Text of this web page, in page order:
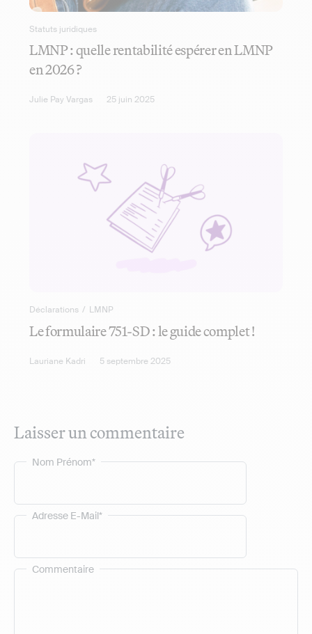
Statuts juridiques
LMNP : quelle rentabilité espérer en LMNP
en 2026 ?
Julie Pay Vargas 25 juin 2025
Déclarations / LMNP
Le formulaire 751-SD : le guide complet !
Lauriane Kadri 5 septembre 2025
Laisser un commentaire
Commentaire
Nom Prénom*
Adresse E-Mail*